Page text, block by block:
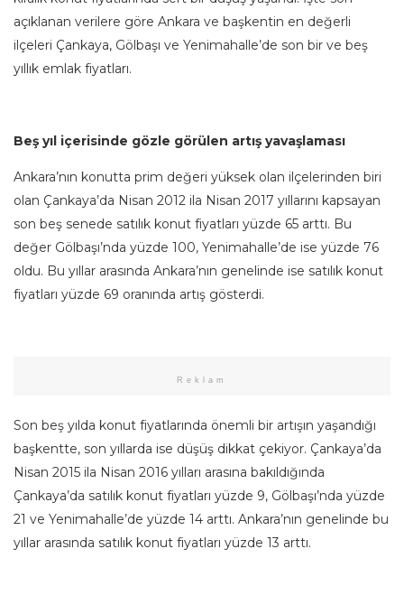
açıklanan verilere göre Ankara ve başkentin en değerli
ilçeleri Çankaya, Gölbaşı ve Yenimahalle’de son bir ve beş
yıllık emlak fiyatları.
Beş yıl içerisinde gözle görülen artış yavaşlaması
Ankara’nın konutta prim değeri yüksek olan ilçelerinden biri
olan Çankaya’da Nisan 2012 ila Nisan 2017 yıllarını kapsayan
son beş senede satılık konut fiyatları yüzde 65 arttı. Bu
değer Gölbaşı’nda yüzde 100, Yenimahalle’de ise yüzde 76
oldu. Bu yıllar arasında Ankara’nın genelinde ise satılık konut
fiyatları yüzde 69 oranında artış gösterdi.
Reklam
Son beş yılda konut fiyatlarında önemli bir artışın yaşandığı
başkentte, son yıllarda ise düşüş dikkat çekiyor. Çankaya’da
Nisan 2015 ila Nisan 2016 yılları arasına bakıldığında
Çankaya’da satılık konut fiyatları yüzde 9, Gölbaşı’nda yüzde
21 ve Yenimahalle’de yüzde 14 arttı. Ankara’nın genelinde bu
yıllar arasında satılık konut fiyatları yüzde 13 arttı.